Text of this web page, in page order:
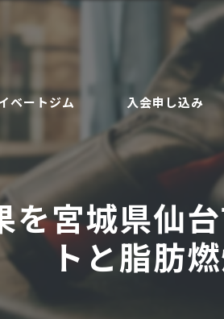
ベートジム
会員
入会申し込み
宮城県仙
トと脂肪